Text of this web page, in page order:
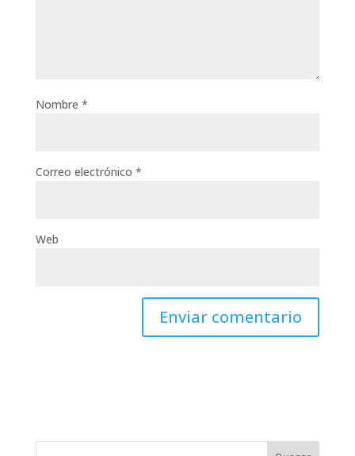
Nombre *
Correo electrónico *
Web